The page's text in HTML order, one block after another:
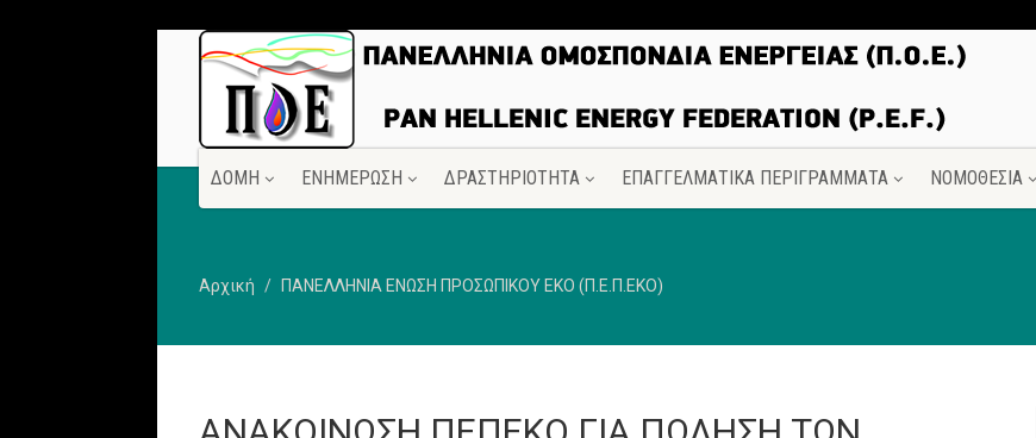
ΔΟΜΗ ΕΝΗΜΕΡΩΣΗ ΔΡΑΣΤΗΡΙΟΤΗΤΑ ΕΠΑΓΓΕΛΜΑΤΙΚΑ ΠΕΡΙΓΡΑΜΜΑΤΑ ΝΟΜΟΘΕΣΙΑ
Αρχική ΠΑΝΕΛΛΗΝΙΑ ΕΝΩΣΗ ΠΡΟΣΩΠΙΚΟΥ ΕΚΟ (Π.Ε.Π.ΕΚΟ)